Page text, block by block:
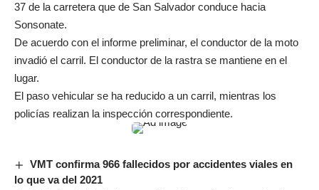
37 de la carretera que de San Salvador conduce hacia
Sonsonate.
De acuerdo con el informe preliminar, el conductor de la moto
invadió el carril. El conductor de la rastra se mantiene en el
lugar.
El paso vehicular se ha reducido a un carril, mientras los
policías realizan la inspección correspondiente.
VMT confirma 966 fallecidos por accidentes viales en
lo que va del 2021